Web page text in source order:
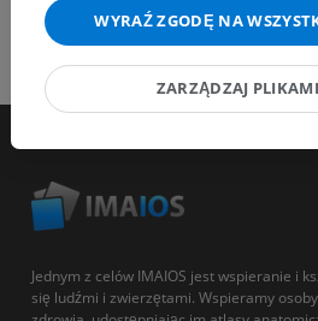
Jednym z celów IMAIOS jest wspieranie i
się ludźmi i zwierzętami. Wspieramy
WYRAŹ ZGODĘ NA
ZARZĄDZAJ